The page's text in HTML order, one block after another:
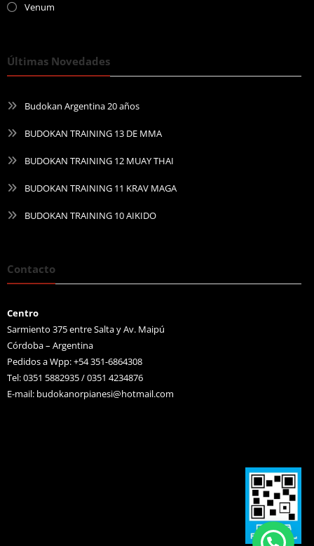
Venum
Últimas Novedades
Budokan Argentina 20 años
BUDOKAN TRAINING 13 DE MMA
BUDOKAN TRAINING 12 MUAY THAI
BUDOKAN TRAINING 11 KRAV MAGA
BUDOKAN TRAINING 10 AIKIDO
Contacto
Centro
Sarmiento 375 entre Salta y Av. Maipú
Córdoba – Argentina
Pedidos a Wpp: +54 351-6864308
Tel: 0351 5882935 / 0351 4234876
E-mail: budokanorpianesi@hotmail.com